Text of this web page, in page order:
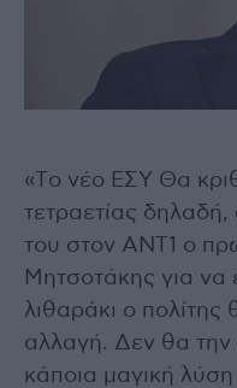
«Tο νέο ΕΣΥ Θα
τετραετίας
του στον ΑΝΤ1 ο
Μητσοτάκης για να
λιθαράκι ο πολίτης
αλλαγή. Δεν θα την
κάποια μαγική